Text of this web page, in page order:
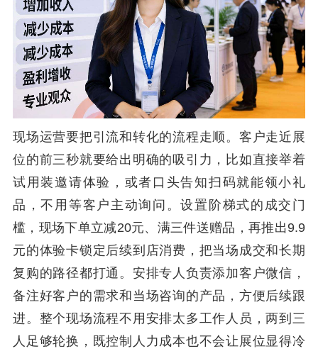
现场运营要把引流和转化的流程走顺。客户走近展
位的前三秒就要给出明确的吸引力，比如直接举着
试用装邀请体验，或者口头告知扫码就能领小礼
品，不用等客户主动询问。设置阶梯式的成交门
槛，现场下单立减20元、满三件送赠品，再推出9.9
元的体验卡锁定后续到店消费，把当场成交和长期
复购的路径都打通。安排专人负责添加客户微信，
备注好客户的需求和当场咨询的产品，方便后续跟
进。整个现场流程不用安排太多工作人员，两到三
人足够轮换，既控制人力成本也不会让展位显得冷